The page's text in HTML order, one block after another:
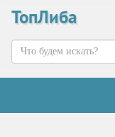
ТопЛиба